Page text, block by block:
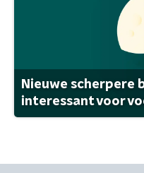
Nieuwe scherpere
interessant voor